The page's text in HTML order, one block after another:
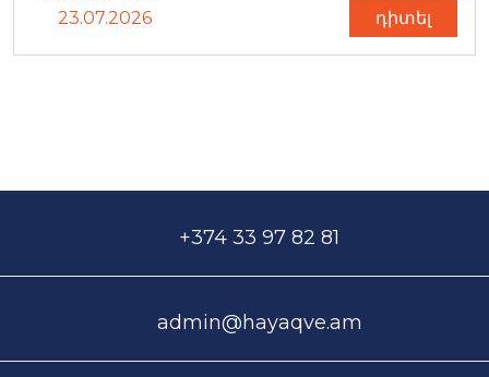
23.07.2026 դիտել
+374 33 97 82 81
admin@hayaqve.am